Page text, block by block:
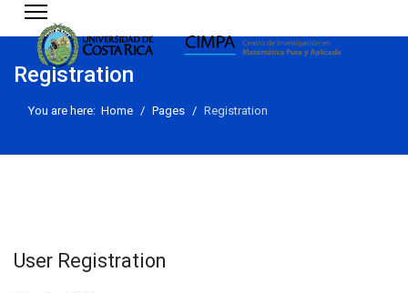
Registration
You are here: Home Pages Registration
User Registration